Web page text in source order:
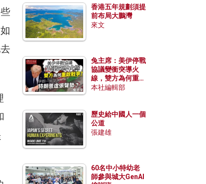
香港五年規劃須提
前布局大鵬灣
來文
兔主席：美伊停戰
協議變衝突導火
線，雙方為何重啟
戰爭？伊朗一早洞
本社編輯部
歷史給中國人一個
公道
張建雄
60名中小特幼老
師參與城大GenAI